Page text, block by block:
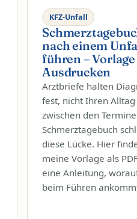
KFZ-Unfall
nach einem
führen –
Ausdrucken
Arztbriefe halten
fest, nicht Ihren Alltag
zwischen den
Schmerztagebuch
diese Lücke. Hier
meine Vorlage als
eine Anleitung,
beim Führen